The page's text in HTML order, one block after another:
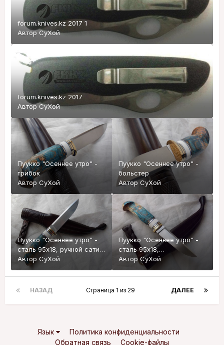
forum.knives.kz 2017 1
Автор СуХой
forum.knives.kz 2017
Автор СуХой
Пуукко "Осеннее утро" -
грибок
Автор СуХой
Пуукко "Осеннее утро" -
больстер
Автор СуХой
Пуукко "Осеннее утро" -
сталь 95х18, ручной сатин,
стабилизированная
карельская береза
Автор СуХой
Пуукко "Осеннее утро" -
сталь 95х18,
стабилизированная
карельская береза, сатин
АвторСуХой
НАЗАД ДАЛЕЕ
Страница 1 из 29
Язык
Политика конфиденциальности
Обратная связь
Cookie-файлы